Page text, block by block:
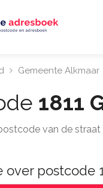
Gemeente Alkmaar
1811
van de straat
over postcode